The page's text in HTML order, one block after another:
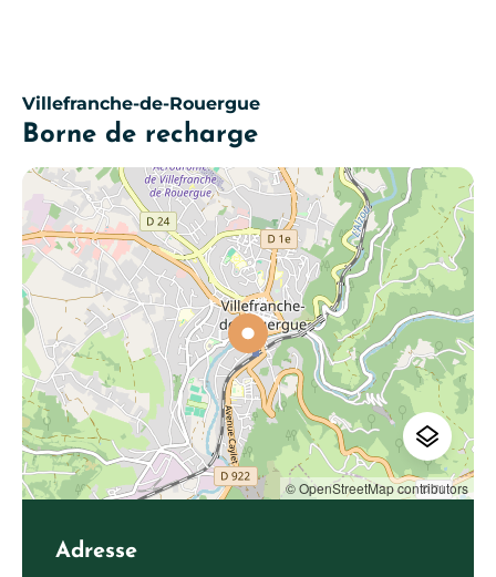
Villefranche-de-Rouergue
Borne de recharge
© OpenStreetMap contributors
Adresse